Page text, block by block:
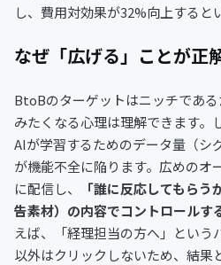
し、費用対効果が32%向上すると
なぜ「広げる」ことが正
BtoBのターゲットはニッチであ
みたくなる心理は理解できます。
AIが学習するためのデータ量（シ
が機能不全に陥ります。広めのオ
に配信し、
「誰に反応してもら
告素材）の内容でコントロールす
えば、「経理担当の方へ」という
以外はクリックしないため、結果